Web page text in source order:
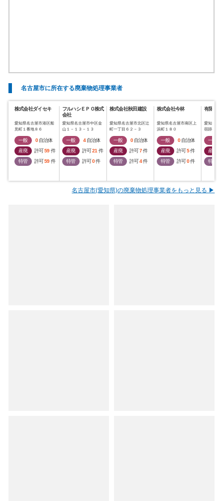
名古屋市に所在する廃棄物処理事業者
株式会社ダイセキ
愛知県名古屋市港区船
見町１番地８６
一般 0 自治体
産廃
許可59 件
特管
許可59 件
フルハシＥＰＯ株式
会社
愛知県名古屋市中区金
山１－１３－１３
一般 4 自治体
産廃
許可21 件
特管
許可0件
株式会社秋田建設
愛知県名古屋市北区辻
町一丁目６２－３
一般 0 自治体
産廃
許可7件
特管
許可4件
株式会社今林
愛知県名古屋市南区上
浜町１８０
一般 0 自治体
産廃
許可5件
特管
許可0件
有限会
愛知県名
宿跡町１
一般
産廃
特管
名古屋市(愛知県)の廃棄物処理事業者をもっと見る ▶